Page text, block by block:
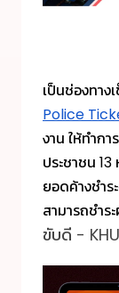
เป็นช่องทาง
Police
งาน ให้ทำก
ประชาชน
ยอดค้างชำร
สามารถชำ
ขับดี -